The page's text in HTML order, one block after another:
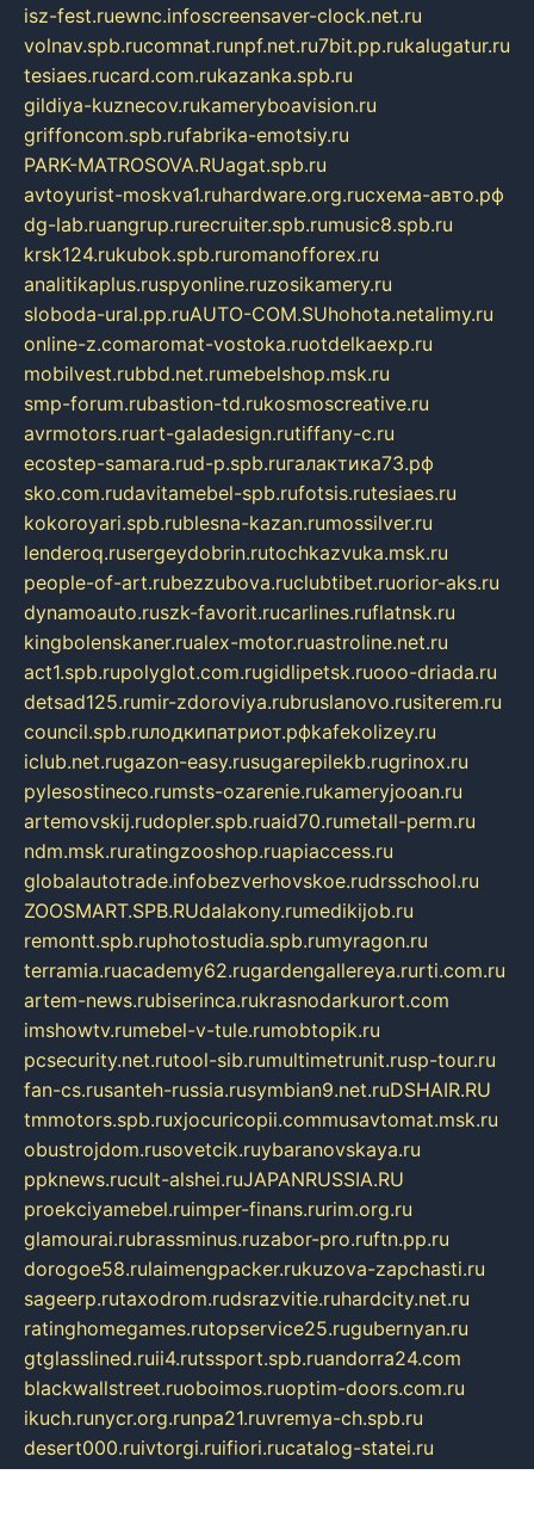
isz-fest.ruewnc.infoscreensaver-clock.net.ru
volnav.spb.rucomnat.runpf.net.ru7bit.pp.rukalugatur.ru
tesiaes.rucard.com.rukazanka.spb.ru
gildiya-kuznecov.rukameryboavision.ru
griffoncom.spb.rufabrika-emotsiy.ru
PARK-MATROSOVA.RUagat.spb.ru
avtoyurist-moskva1.ruhardware.org.ruсхема-авто.рф
dg-lab.ruangrup.rurecruiter.spb.rumusic8.spb.ru
krsk124.rukubok.spb.ruromanofforex.ru
analitikaplus.ruspyonline.ruzosikamery.ru
sloboda-ural.pp.ruAUTO-COM.SUhohota.netalimy.ru
online-z.comaromat-vostoka.ruotdelkaexp.ru
mobilvest.rubbd.net.rumebelshop.msk.ru
smp-forum.rubastion-td.rukosmoscreative.ru
avrmotors.ruart-galadesign.rutiffany-c.ru
ecostep-samara.rud-p.spb.ruгалактика73.рф
sko.com.rudavitamebel-spb.rufotsis.rutesiaes.ru
kokoroyari.spb.rublesna-kazan.rumossilver.ru
lenderoq.rusergeydobrin.rutochkazvuka.msk.ru
people-of-art.rubezzubova.ruclubtibet.ruorior-aks.ru
dynamoauto.ruszk-favorit.rucarlines.ruflatnsk.ru
kingbolenskaner.rualex-motor.ruastroline.net.ru
act1.spb.rupolyglot.com.rugidlipetsk.ruooo-driada.ru
detsad125.rumir-zdoroviya.rubruslanovo.rusiterem.ru
council.spb.ruлодкипатриот.рфkafekolizey.ru
iclub.net.rugazon-easy.rusugarepilekb.rugrinox.ru
pylesostineco.rumsts-ozarenie.rukameryjooan.ru
artemovskij.rudopler.spb.ruaid70.rumetall-perm.ru
ndm.msk.ruratingzooshop.ruapiaccess.ru
globalautotrade.infobezverhovskoe.rudrsschool.ru
ZOOSMART.SPB.RUdalakony.rumedikijob.ru
remontt.spb.ruphotostudia.spb.rumyragon.ru
terramia.ruacademy62.rugardengallereya.rurti.com.ru
artem-news.rubiserinca.rukrasnodarkurort.com
imshowtv.rumebel-v-tule.rumobtopik.ru
pcsecurity.net.rutool-sib.rumultimetrunit.rusp-tour.ru
fan-cs.rusanteh-russia.rusymbian9.net.ruDSHAIR.RU
tmmotors.spb.ruxjocuricopii.commusavtomat.msk.ru
obustrojdom.rusovetcik.ruybaranovskaya.ru
ppknews.rucult-alshei.ruJAPANRUSSIA.RU
proekciyamebel.ruimper-finans.rurim.org.ru
glamourai.rubrassminus.ruzabor-pro.ruftn.pp.ru
dorogoe58.rulaimengpacker.rukuzova-zapchasti.ru
sageerp.rutaxodrom.rudsrazvitie.ruhardcity.net.ru
ratinghomegames.rutopservice25.rugubernyan.ru
gtglasslined.ruii4.rutssport.spb.ruandorra24.com
blackwallstreet.ruoboimos.ruoptim-doors.com.ru
ikuch.runycr.org.runpa21.ruvremya-ch.spb.ru
desert000.ruivtorgi.ruifiori.rucatalog-statei.ru